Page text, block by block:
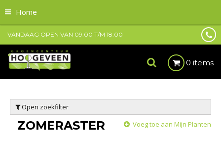
Home
VANDAAG OPEN VAN 09:00 T/M 18:00
0 items
Open zoekfilter
ZOMERASTER Voeg toe aan Mijn Planten